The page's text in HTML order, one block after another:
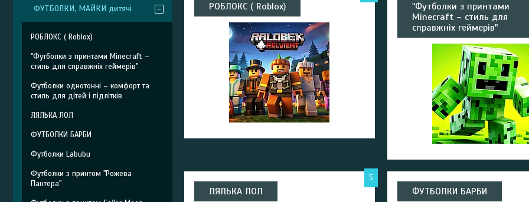
РОБЛОКС ( Roblox)
"Футболки з принтами
Minecraft – стиль для
справжніх геймерів"
ЛЯЛЬКА ЛОЛ
5
ФУТБОЛКИ БАРБИ
ФУТБОЛКИ, МАЙКИ дитячі
РОБЛОКС ( Roblox)
"Футболки з принтами Minecraft –
стиль для справжніх геймерів"
Футболки однотонні – комфорт та
стиль для дітей і підлітків
ЛЯЛЬКА ЛОЛ
ФУТБОЛКИ БАРБИ
Футболки Labubu
Футболки з принтом "Рожева
Пантера"